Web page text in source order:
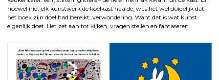
hoewel niet elk kunstwerk de koelkast haalde, was het wel duidelijk dat
het boek zijn doel had bereikt: verwondering. Want dat is wat kunst
eigenlijk doet. Het zet aan tot kijken, vragen stellen en fantaseren.